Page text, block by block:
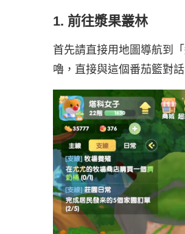
1. 前往漿果叢林
首先請直接用地圖導航到「
嚕，直接與這個番茄籃對話